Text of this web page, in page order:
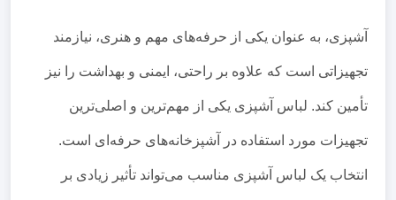
آشپزی، به عنوان یکی از حرفه‌های مهم و هنری، نیازمند
تجهیزاتی است که علاوه بر راحتی، ایمنی و بهداشت را نیز
تأمین کند. لباس آشپزی یکی از مهم‌ترین و اصلی‌ترین
تجهیزات مورد استفاده در آشپزخانه‌های حرفه‌ای است.
انتخاب یک لباس آشپزی مناسب می‌تواند تأثیر زیادی بر